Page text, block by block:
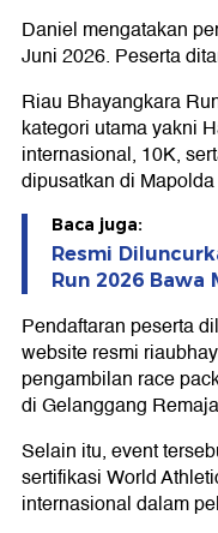
Daniel mengatakan
Juni 2026. Peserta
Riau Bhayangkara
kategori utama yakni
internasional, 10K,
dipusatkan di
Baca juga:
Resmi
Run 2026
Pendaftaran peserta
website resmi
pengambilan race
di Gelanggang
Selain itu, event
sertifikasi World
internasional dalam